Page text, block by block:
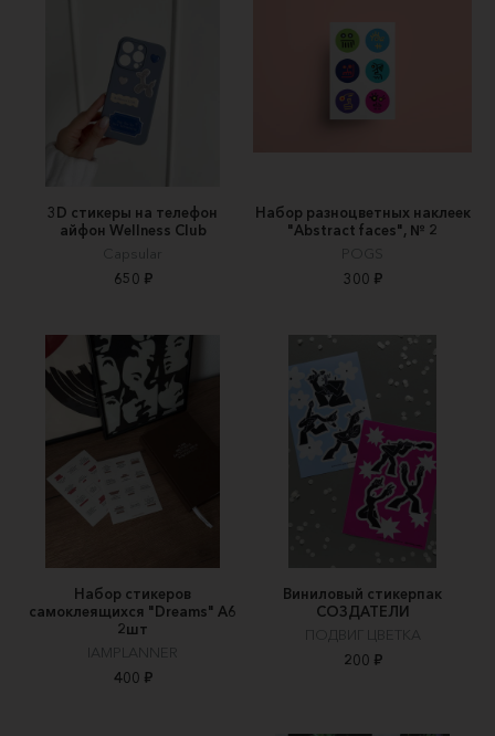
3D стикеры на телефон
айфон Wellness Club
Capsular
650 ₽
Набор разноцветных наклеек
"Abstract faces", № 2
POGS
300 ₽
Набор стикеров
самоклеящихся "Dreams" А6
2шт
IAMPLANNER
400 ₽
Виниловый стикерпак
СОЗДАТЕЛИ
ПОДВИГ ЦВЕТКА
200 ₽